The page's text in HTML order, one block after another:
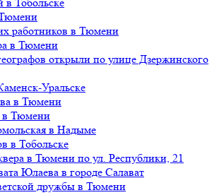
работников в Тюмени
в Тюмени
открыли по улице Дзержинского
Уральске
в Тюмени
в Тюмени
в Надыме
в Тобольске
в Тюмени по ул. Республики, 21
Юлаева в городе Салават
дружбы в Тюмени